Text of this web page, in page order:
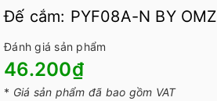
Đế cắm: PYF08A-N BY OMZ
Đánh giá sản phẩm
46.200₫
* Giá sản phẩm đã bao gồm VAT